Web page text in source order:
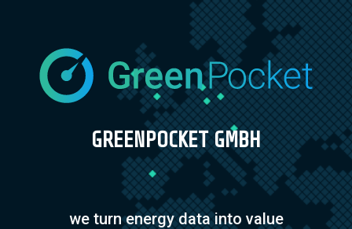
GREENPOCKET GMBH
we turn energy data into value